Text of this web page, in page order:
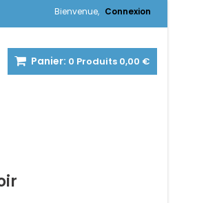
Bienvenue, Connexion
Panier: 0 Produits 0,00 €